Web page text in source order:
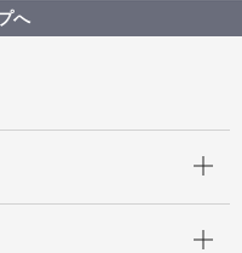
世代につなぐ森を育む」
へ